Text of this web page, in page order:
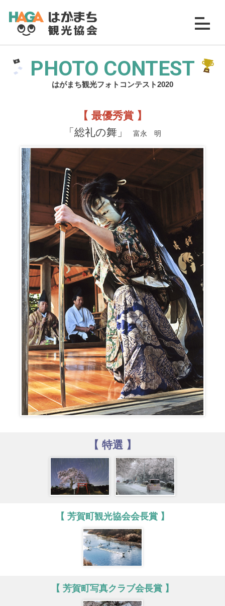
PHOTO CONTEST
はがまち観光フォトコンテスト2020
【 最優秀賞 】
「総礼の舞」
富永 明
【 特選 】
【 芳賀町観光協会会長賞 】
【 芳賀町写真クラブ会長賞 】